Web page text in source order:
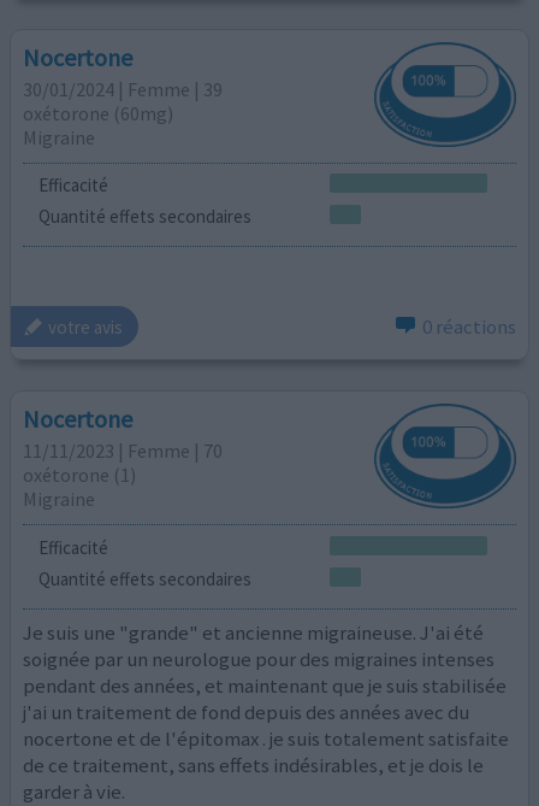
Nocertone
30/01/2024 | Femme | 39
oxétorone (60mg)
Migraine
Efficacité
Quantité effets secondaires
votre avis 0 réactions
Nocertone
11/11/2023 | Femme | 70
oxétorone (1)
Migraine
Efficacité
Quantité effets secondaires
Je suis une "grande" et ancienne migraineuse. J'ai été
soignée par un neurologue pour des migraines intenses
pendant des années, et maintenant que je suis stabilisée
j'ai un traitement de fond depuis des années avec du
nocertone et de l'épitomax . je suis totalement satisfaite
de ce traitement, sans effets indésirables, et je dois le
garder à vie.